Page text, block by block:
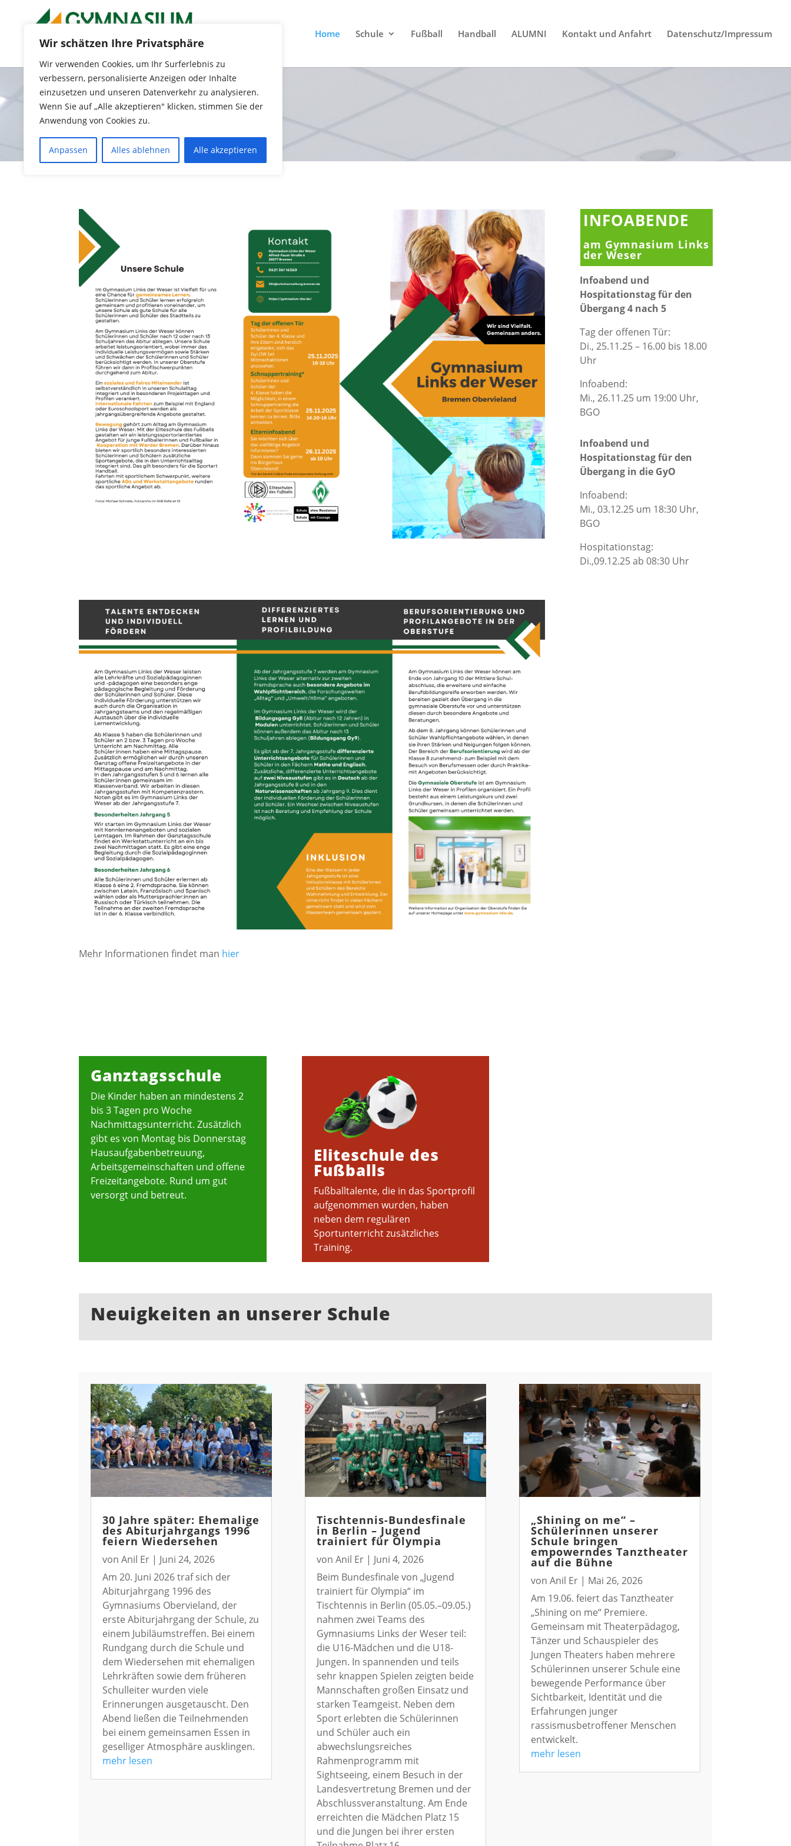
Wir schätzen Ihre Privatsphäre
Wir verwenden Cookies, um Ihr Surferlebnis zu
verbessern, personalisierte Anzeigen oder Inhalte
einzusetzen und unseren Datenverkehr zu analysieren.
Wenn Sie auf „Alle akzeptieren" klicken, stimmen Sie der
Anwendung von Cookies zu.
Anpassen Alles ablehnen Alle akzeptieren
Home Schule Fußball Handball ALUMNI Kontakt und Anfahrt Datenschutz/Impressum
INFOABENDE
am Gymnasium Links
der Weser
Infoabend und
Hospitationstag für den
Übergang 4 nach 5
Tag der offenen Tür:
Di., 25.11.25 – 16.00 bis 18.00
Uhr
Infoabend:
Mi., 26.11.25 um 19:00 Uhr,
BGO
Infoabend und
Hospitationstag für den
Übergang in die GyO
Infoabend:
Mi., 03.12.25 um 18:30 Uhr,
BGO
Hospitationstag:
Di.,09.12.25 ab 08:30 Uhr
Mehr Informationen findet man hier
Ganztagsschule
Die Kinder haben an mindestens 2
bis 3 Tagen pro Woche
Nachmittagsunterricht. Zusätzlich
gibt es von Montag bis Donnerstag
Hausaufgabenbetreuung,
Arbeitsgemeinschaften und offene
Freizeitangebote. Rund um gut
versorgt und betreut.
Eliteschule des
Fußballs
Fußballtalente, die in das Sportprofil
aufgenommen wurden, haben
neben dem regulären
Sportunterricht zusätzliches
Training.
Neuigkeiten an unserer Schule
30 Jahre später: Ehemalige
des Abiturjahrgangs 1996
feiern Wiedersehen
vonAnil Er | Juni 24, 2026
Am 20. Juni 2026 traf sich der
Abiturjahrgang 1996 des
Gymnasiums Obervieland, der
erste Abiturjahrgang der Schule, zu
einem Jubiläumstreffen. Bei einem
Rundgang durch die Schule und
dem Wiedersehen mit ehemaligen
Lehrkräften sowie dem früheren
Schulleiter wurden viele
Erinnerungen ausgetauscht. Den
Abend ließen die Teilnehmenden
bei einem gemeinsamen Essen in
geselliger Atmosphäre ausklingen.
mehr lesen
Tischtennis-Bundesfinale
in Berlin – Jugend
trainiert für Olympia
vonAnil Er | Juni 4, 2026
Beim Bundesfinale von „Jugend
trainiert für Olympia“ im
Tischtennis in Berlin (05.05.–09.05.)
nahmen zwei Teams des
Gymnasiums Links der Weser teil:
die U16-Mädchen und die U18-
Jungen. In spannenden und teils
sehr knappen Spielen zeigten beide
Mannschaften großen Einsatz und
starken Teamgeist. Neben dem
Sport erlebten die Schülerinnen
und Schüler auch ein
abwechslungsreiches
Rahmenprogramm mit
Sightseeing, einem Besuch in der
Landesvertretung Bremen und der
Abschlussveranstaltung. Am Ende
erreichten die Mädchen Platz 15
und die Jungen bei ihrer ersten
„Shining on me“ –
Schülerinnen unserer
Schule bringen
empowerndes Tanztheater
auf die Bühne
vonAnil Er | Mai 26, 2026
Am 19.06. feiert das Tanztheater
„Shining on me“ Premiere.
Gemeinsam mit Theaterpädagog,
Tänzer und Schauspieler des
Jungen Theaters haben mehrere
Schülerinnen unserer Schule eine
bewegende Performance über
Sichtbarkeit, Identität und die
Erfahrungen junger
rassismusbetroffener Menschen
entwickelt.
mehr lesen